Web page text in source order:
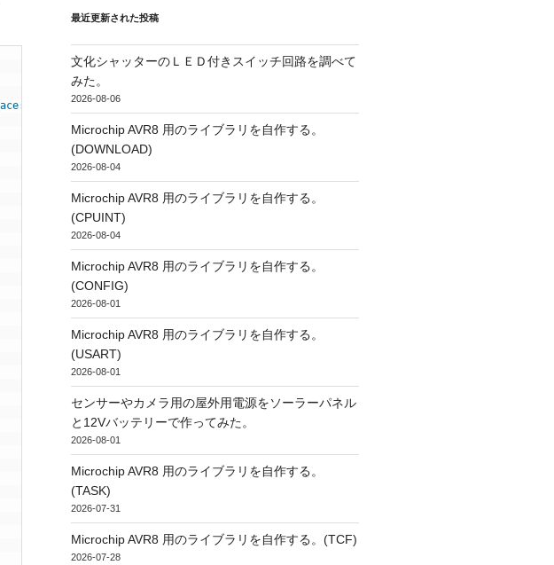
\\$2/"
最近更新された投稿
文化シャッターのＬＥＤ付きスイッチ回路を調べて
みた。
2026-08-06
Microchip AVR8 用のライブラリを自作する。
(DOWNLOAD)
2026-08-04
Microchip AVR8 用のライブラリを自作する。
(CPUINT)
2026-08-04
Microchip AVR8 用のライブラリを自作する。
(CONFIG)
2026-08-01
Microchip AVR8 用のライブラリを自作する。
(USART)
2026-08-01
センサーやカメラ用の屋外用電源をソーラーパネル
と12Vバッテリーで作ってみた。
2026-08-01
Microchip AVR8 用のライブラリを自作する。
(TASK)
2026-07-31
Microchip AVR8 用のライブラリを自作する。(TCF)
2026-07-28